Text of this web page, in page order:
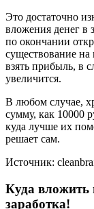
Это достаточно
вложения денег в
по окончании
существование на
взять прибыль, в
увеличится.
В любом случае,
сумму, как 10000
куда лучше их
решает сам.
Источник:
Куда вложить
заработка!